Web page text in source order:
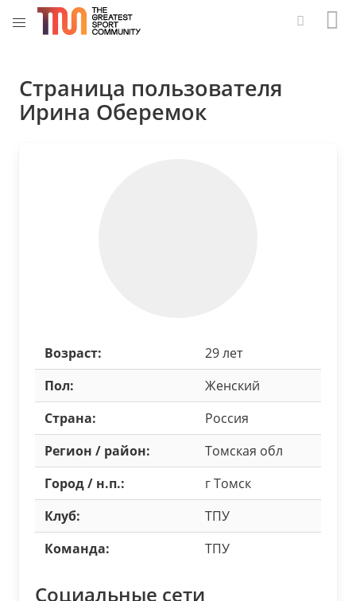
Страница пользователя
Ирина Оберемок
Возраст:
29 лет
Пол:
Женский
Страна:
Россия
Регион / район:
Томская обл
Город / н.п.:
г Томск
Клуб:
ТПУ
Команда:
ТПУ
Социальные сети